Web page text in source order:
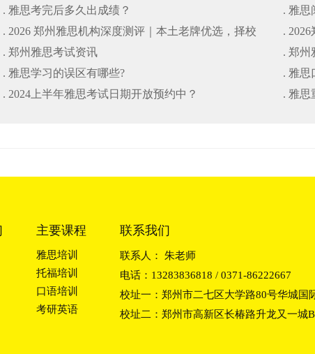
. 雅思考完后多久出成绩？
. 雅思
. 2026 郑州雅思机构深度测评｜本土老牌优选，择校
避坑干货指南
.
. 郑州雅思考试资讯
. 郑州
. 雅思学习的误区有哪些?
. 雅思
. 2024上半年雅思考试日期开放预约中？
. 雅思
主要课程
雅思培训
托福培训
口语培训
考研英语
联系我们
联系人： 朱老师
电话：13283836818 / 0371-86222667
校址一：郑州市二七区大学路80号华城国
校址二：郑州市高新区长椿路升龙又一城